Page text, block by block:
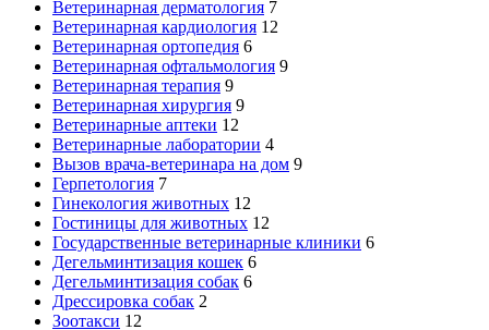
Ветеринарная дерматология 7
Ветеринарная кардиология 12
Ветеринарная ортопедия 6
Ветеринарная офтальмология 9
Ветеринарная терапия 9
Ветеринарная хирургия 9
Ветеринарные аптеки 12
Ветеринарные лаборатории 4
Вызов врача-ветеринара на дом 9
Герпетология 7
Гинекология животных 12
Гостиницы для животных 12
Государственные ветеринарные клиники 6
Дегельминтизация кошек 6
Дегельминтизация собак 6
Дрессировка собак 2
Зоотакси 12